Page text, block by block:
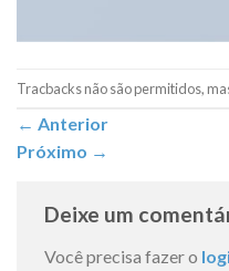
Tracbacks não são permitidos,
← Anterior
Próximo →
Deixe um
Você precisa fazer o